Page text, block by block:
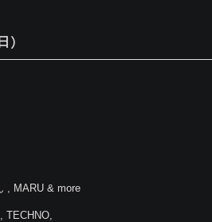
)
, MARU & more
TECHNO,